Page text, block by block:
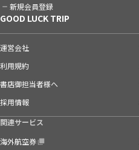
新規会員登録
GOOD LUCK TRIP
運営会社
利用規約
書店御担当者様へ
採用情報
関連サービス
海外航空券